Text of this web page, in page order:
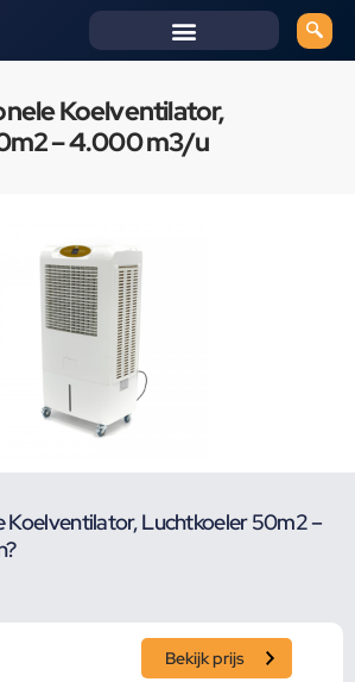
Koelventilator,
– 4.000 m3/u
Koelventilator, Luchtkoeler 50m2 –
Bekijk prijs